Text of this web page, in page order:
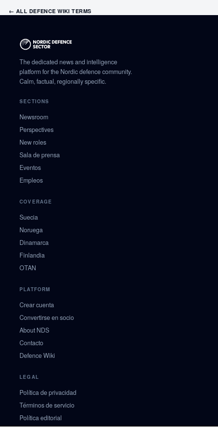
← ALL DEFENCE WIKI TERMS
The dedicated news and intelligence
platform for the Nordic defence community.
Calm, factual, regionally specific.
SECTIONS
Newsroom
Perspectives
New roles
Sala de prensa
Eventos
Empleos
COVERAGE
Suecia
Noruega
Dinamarca
Finlandia
OTAN
PLATFORM
Crear cuenta
Convertirse en socio
About NDS
Contacto
Defence Wiki
LEGAL
Política de privacidad
Términos de servicio
Política editorial